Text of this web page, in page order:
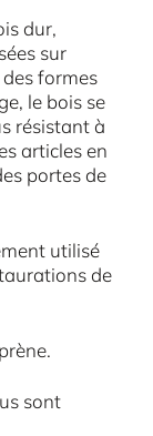
dur,
sur
formes
le bois se
résistant à
articles en
portes de
utilisé
de
sont